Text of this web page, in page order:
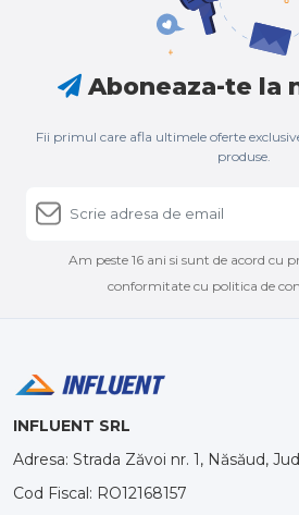
Aboneaza-te la
Fii primul care afla ultimele oferte
produse.
Am peste 16 ani si sunt de acord cu
conformitate cu politica de
INFLUENT SRL
Adresa: Strada Zăvoi nr. 1, Năsăud,
Cod Fiscal: RO12168157